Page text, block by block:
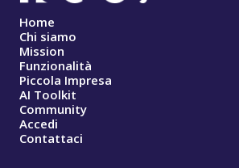
Home
Chi siamo
Mission
Funzionalità
Piccola Impresa
AI Toolkit
Community
Accedi
Contattaci